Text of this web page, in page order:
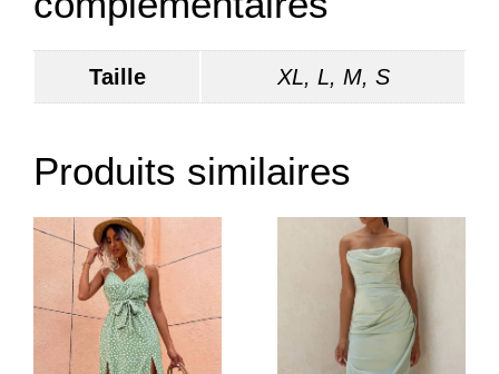
Taille XL, L, M, S
Produits similaires